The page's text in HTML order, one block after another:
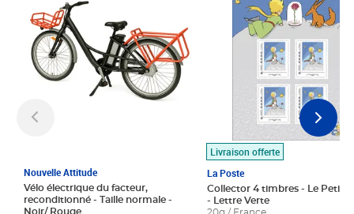
Nouvelle Attitude
Vélo électrique du facteur,
reconditionné - Taille normale -
Noir/ Rouge
Livraison offerte
La Poste
Collector 4 timbres - Le Petit
- Lettre Verte